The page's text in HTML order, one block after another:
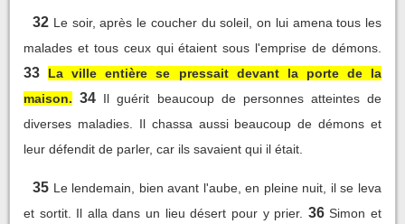
32 Le soir, après le coucher du soleil, on lui amena tous les
malades et tous ceux qui étaient sous l'emprise de démons.
33
La ville entière se pressait devant la porte de la
maison. 34 Il guérit beaucoup de personnes atteintes de
diverses maladies. Il chassa aussi beaucoup de démons et
leur défendit de parler, car ils savaient qui il était.
35 Le lendemain, bien avant l'aube, en pleine nuit, il se leva
et sortit. Il alla dans un lieu désert pour y prier. 36 Simon et